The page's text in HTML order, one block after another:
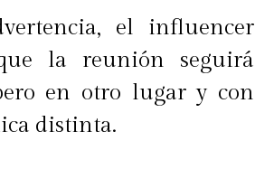
el influencer
la reunión seguirá
en otro lugar y con
distinta.